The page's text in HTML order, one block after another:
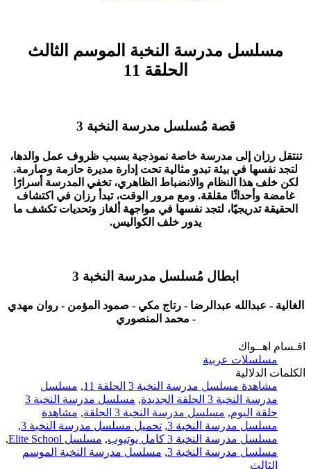
مسلسل مدرسة النخبة الموسم الثالث
الحلقة 11
قصة مُسلسل مدرسة النخبة 3
تنتقل رزان إلى مدرسة خاصة نموذجية بسبب ظروف عمل والدها،
لتجد نفسها في بيئة تبدو مثالية تحت إدارة مديرة حازمة وصارمة.
لكن خلف هذا النظام والانضباط الظاهري، تخفي المدرسة أسرارًا
غامضة وأحداثًا مقلقة. ومع مرور الوقت، تبدأ رزان في اكتشاف
الحقيقة تدريجيًا، لتجد نفسها في مواجهة ألغاز وتحديات تكشف ما
يدور خلف الكواليس.
ابطال مُسلسل مدرسة النخبة 3
الغالية - عبدالله عبدالرضا - رتاج مكي - صمود المؤمن - روان مهدي
- محمد المنصوري
اقـسام اهــواك
مسلسلات عربية
الكلمات الدلالية
مشاهدة مسلسل مدرسة النخبة 3 الحلقة 11
, مسلسل
مدرسة النخبة 3 الحلقة الجديدة
,
مسلسل مدرسة النخبة 3
حلقة اليوم, مسلسل مدرسة النخبة 3 الحلقة , مشاهدة
مسلسل مدرسة النخبة 3
, تحميل مسلسل مدرسة النخبة 3
,
مسلسل مدرسة النخبة 3 كامل يوتيوب
, مسلسل Elite School
,
مسلسل مدرسة النخبة 3
, مسلسل مدرسة النخبة الموسم
الثالث